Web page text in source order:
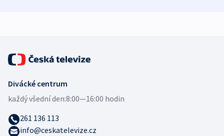
Divácké centrum
každý všední den:8:00—16:00 hodin
261 136 113
info@ceskatelevize.cz